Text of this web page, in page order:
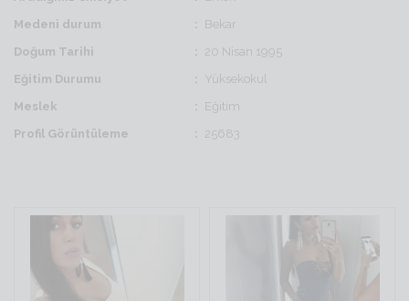
Medeni durum
Bekar
Doğum Tarihi
20 Nisan 1995
Eğitim Durumu
Yüksekokul
Meslek
Eğitim
Profil Görüntüleme
25683